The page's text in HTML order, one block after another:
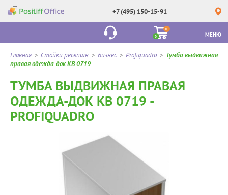
+7 (495) 150-15-91
0
0
МЕНЮ
Главная > Стойки ресепшн > Бизнес > Profiquadro > Тумба выдвижная
правая одежда-док КВ 0719
ТУМБА ВЫДВИЖНАЯ ПРАВАЯ
ОДЕЖДА-ДОК КВ 0719 -
PROFIQUADRO